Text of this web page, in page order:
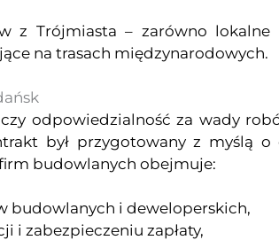
z Trójmiasta – zarówno
na trasach międzynarodowych.
odpowiedzialność za wady
był przygotowany z myślą o
budowlanych obejmuje:
budowlanych i deweloperskich,
i zabezpieczeniu zapłaty,